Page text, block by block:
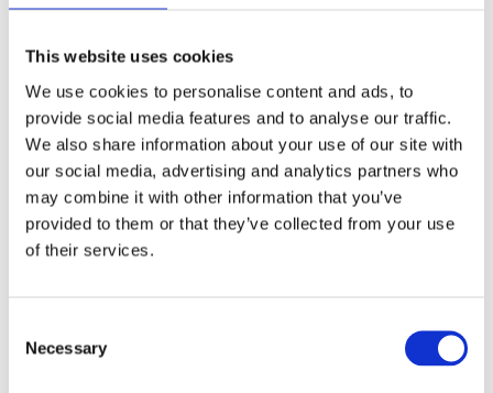
This website uses cookies
We use cookies to personalise content and ads, to
provide social media features and to analyse our traffic.
We also share information about your use of our site with
our social media, advertising and analytics partners who
may combine it with other information that you’ve
provided to them or that they’ve collected from your use
of their services.
Selection
Necessary
Artikelnr
Visa alla produkter från Fondaco
100% bomull,
tvätt 60°